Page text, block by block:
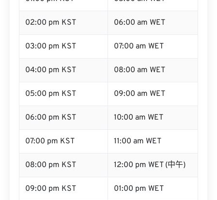
02:00 pm KST 06:00 am WET
03:00 pm KST 07:00 am WET
04:00 pm KST 08:00 am WET
05:00 pm KST 09:00 am WET
06:00 pm KST 10:00 am WET
07:00 pm KST 11:00 am WET
08:00 pm KST 12:00 pm WET (中午)
09:00 pm KST 01:00 pm WET